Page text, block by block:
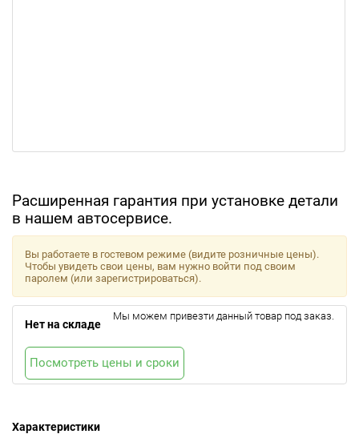
Расширенная гарантия при установке детали
в нашем автосервисе.
Характеристики
Вы работаете в гостевом режиме (видите розничные цены).
Чтобы увидеть свои цены, вам нужно войти под своим
паролем (или зарегистрироваться).
Нет на складе
Мы можем привезти данный товар под заказ.
Посмотреть цены и сроки